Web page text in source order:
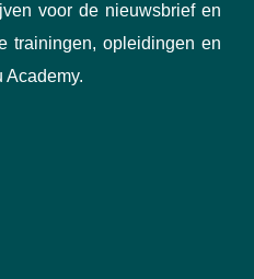
voor de nieuwsbrief en
trainingen, opleidingen en
Academy.